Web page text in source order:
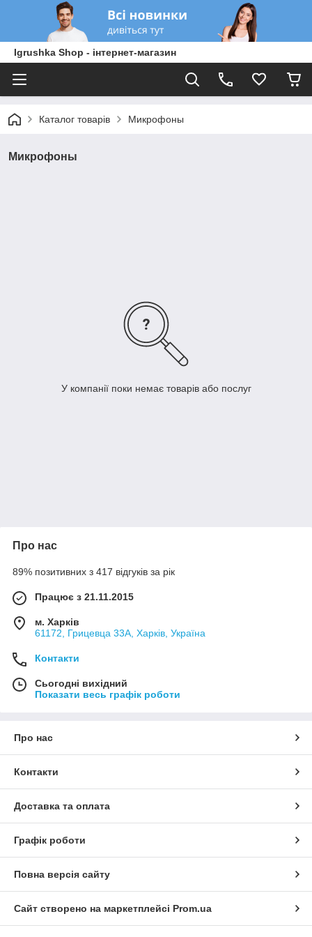
Igrushka Shop - інтернет-магазин
Каталог товарів Микрофоны
Микрофоны
У компанії поки немає товарів або послуг
Про нас
89% позитивних з 417 відгуків за рік
Працює з 21.11.2015
м. Харків
61172, Грицевца 33А, Харків, Україна
Контакти
Сьогодні вихідний
Показати весь графік роботи
Про нас
Контакти
Доставка та оплата
Графік роботи
Повна версія сайту
Сайт створено на маркетплейсі Prom.ua